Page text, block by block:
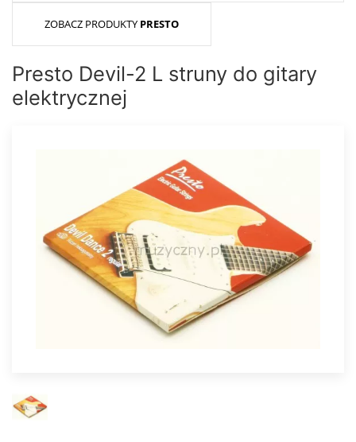
ZOBACZ PRODUKTY PRESTO
Presto Devil-2 L struny do gitary
elektrycznej